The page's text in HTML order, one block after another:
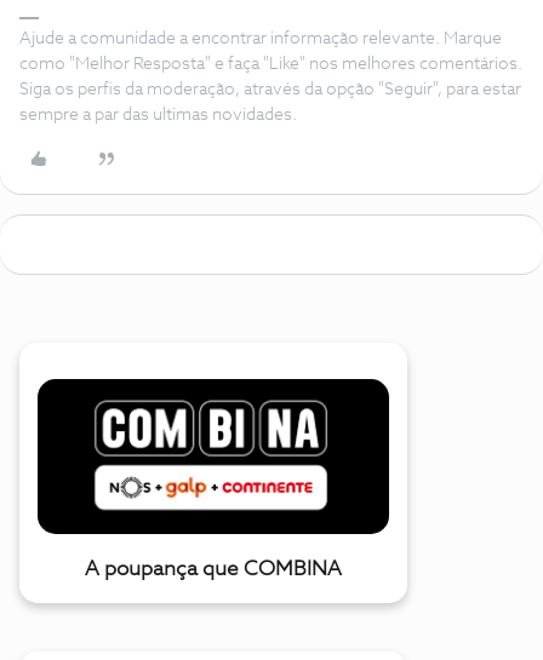
Ajude a comunidade a encontrar informação relevante. Marque
como "Melhor Resposta" e faça "Like" nos melhores comentários.
Siga os perfis da moderação, através da opção "Seguir", para estar
sempre a par das ultimas novidades.
A poupança que COMBINA